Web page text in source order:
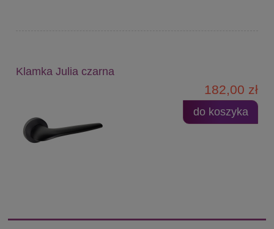
Klamka Julia czarna
182,00 zł
do koszyka